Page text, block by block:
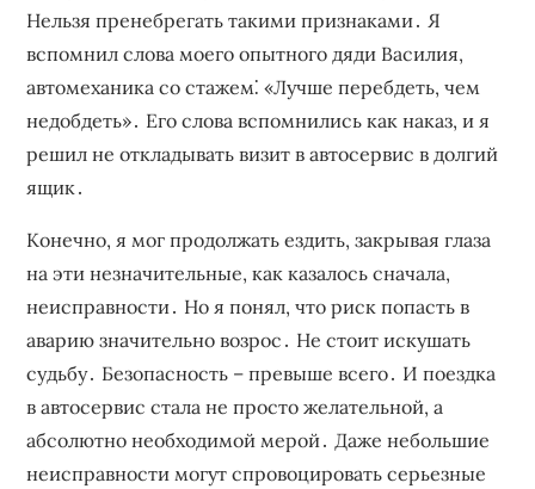
Нельзя пренебрегать такими признаками․ Я
вспомнил слова моего опытного дяди Василия‚
автомеханика со стажем⁚ «Лучше перебдеть‚ чем
недобдеть»․ Его слова вспомнились как наказ‚ и я
решил не откладывать визит в автосервис в долгий
ящик․
Конечно‚ я мог продолжать ездить‚ закрывая глаза
на эти незначительные‚ как казалось сначала‚
неисправности․ Но я понял‚ что риск попасть в
аварию значительно возрос․ Не стоит искушать
судьбу․ Безопасность – превыше всего․ И поездка
в автосервис стала не просто желательной‚ а
абсолютно необходимой мерой․ Даже небольшие
неисправности могут спровоцировать серьезные